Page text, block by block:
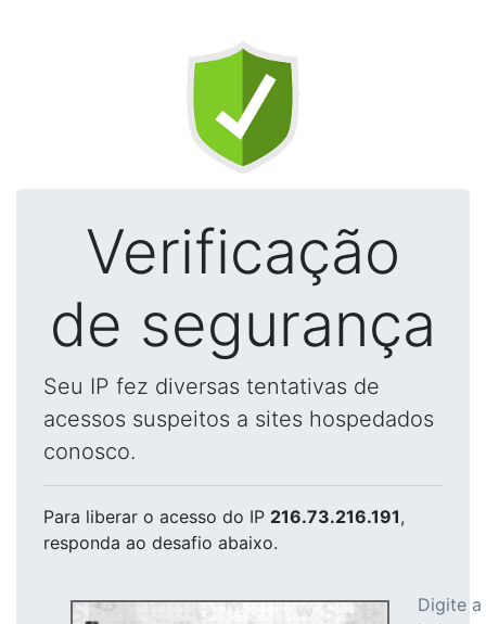
Verificação
de segurança
Seu IP fez diversas tentativas de
acessos suspeitos a sites hospedados
conosco.
Para liberar o acesso do IP 216.73.216.191,
responda ao desafio abaixo.
Digite